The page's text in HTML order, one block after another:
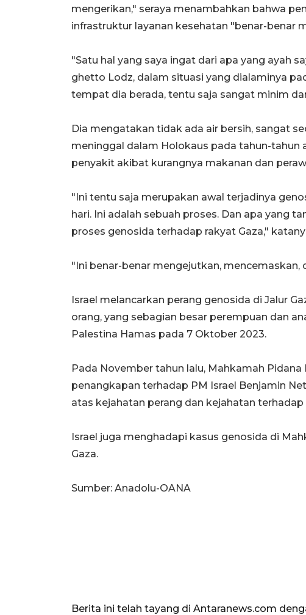
mengerikan," seraya menambahkan bahwa
infrastruktur layanan kesehatan "benar-benar
"Satu hal yang saya ingat dari apa yang ayah
ghetto Lodz, dalam situasi yang dialaminya
tempat dia berada, tentu saja sangat minim
Dia mengatakan tidak ada air bersih, sangat
meninggal dalam Holokaus pada tahun-tahun
penyakit akibat kurangnya makanan dan
"Ini tentu saja merupakan awal terjadinya
hari. Ini adalah sebuah proses. Dan apa yang
proses genosida terhadap rakyat Gaza,"
"Ini benar-benar mengejutkan, mencemaskan,
Israel melancarkan perang genosida di Jalur
orang, yang sebagian besar perempuan dan
Palestina Hamas pada 7 Oktober 2023.
Pada November tahun lalu, Mahkamah
penangkapan terhadap PM Israel Benjamin
atas kejahatan perang dan kejahatan terhadap
Israel juga menghadapi kasus genosida di
Gaza.
Sumber: Anadolu-OANA
Berita ini telah tayang di Antaranews.com